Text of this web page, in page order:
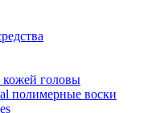
кожей головы
полимерные воски